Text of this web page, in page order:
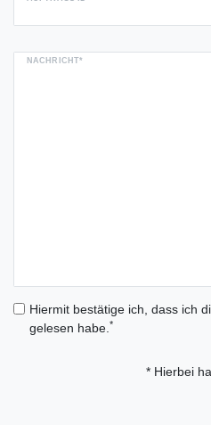
NACHRICHT*
Hiermit bestätige ich, dass ich
gelesen habe. *
* Hierbei